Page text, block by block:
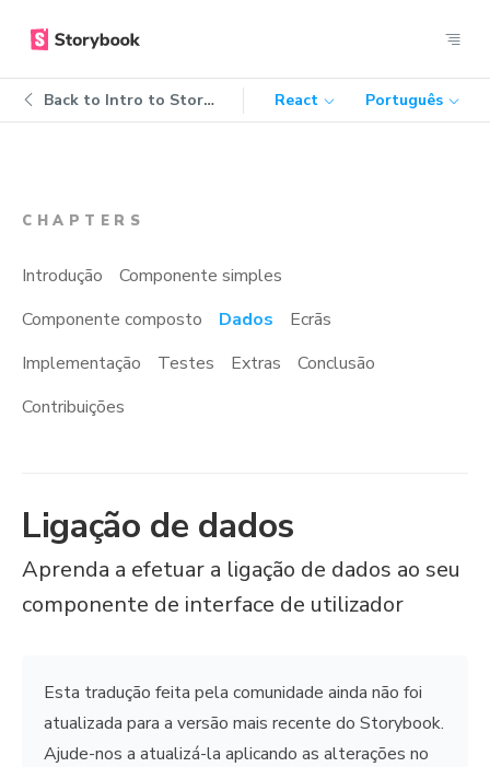
Back to Intro to Storybook React Português
CHAPTERS
Introdução
Componente simples
Componente composto
Dados
Ecrãs
Implementação
Testes Extras
Conclusão
Contribuições
Ligação de dados
Aprenda a efetuar a ligação de dados ao seu
componente de interface de utilizador
Esta tradução feita pela comunidade ainda não foi
atualizada para a versão mais recente do Storybook.
Ajude-nos a atualizá-la aplicando as alterações no